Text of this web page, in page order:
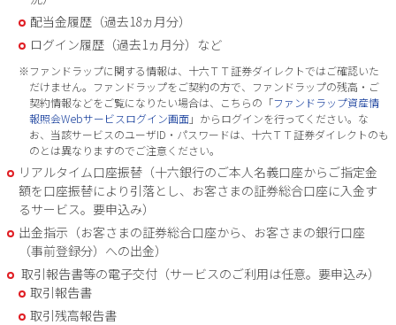
配当金履歴（過去18ヵ月分）
ログイン履歴（過去1ヵ月分）など
※ファンドラップに関する情報は、十六ＴＴ証券ダイレクトではご確認いた
だけません。ファンドラップをご契約の方で、ファンドラップの残高・ご
契約情報などをご覧になりたい場合は、こちらの「ファンドラップ資産情
報照会Webサービスログイン画面」からログインを行ってください。な
お、当該サービスのユーザID・パスワードは、十六ＴＴ証券ダイレクトのも
のとは異なりますのでご注意ください。
リアルタイム口座振替（十六銀行のご本人名義口座からご指定金
額を口座振替により引落とし、お客さまの証券総合口座に入金す
るサービス。要申込み）
出金指示（お客さまの証券総合口座から、お客さまの銀行口座
（事前登録分）への出金）
取引報告書等の電子交付（サービスのご利用は任意。要申込み）
取引報告書
取引残高報告書